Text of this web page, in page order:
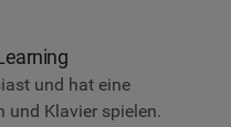
und hat eine
und Klavier spielen.